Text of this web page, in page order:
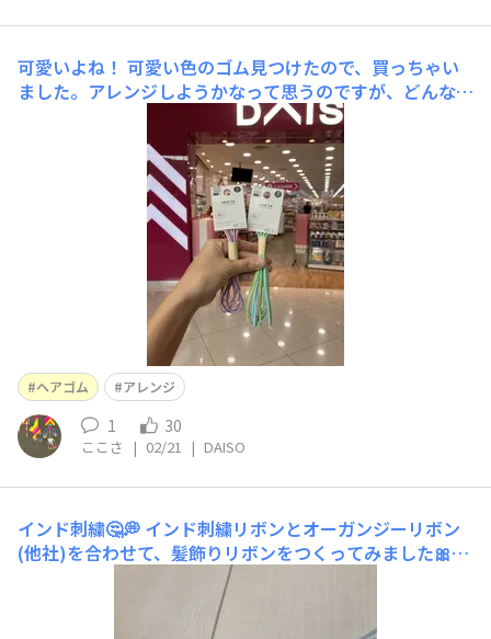
可愛いよね！ 可愛い色のゴム見つけたので、買っちゃい
ました。アレンジしようかなって思うのですが、どんなの
が良いかな？オススメあったら是非教えて欲しいです！
ヘアゴム アレンジ
1 30
ここさ | 02/21 | DAISO
インド刺繍🤔💭 インド刺繍リボンとオーガンジーリボン
(他社)を合わせて、髪飾りリボンをつくってみました🎀ダ
イソーさんで揃えた材料はこちら！そして全体像はこち
ら。ちょっと長めにつくって、揺れ感が出るようなデザイ
ンにしてみました。 しかしちょっと可愛すぎたかもしれ